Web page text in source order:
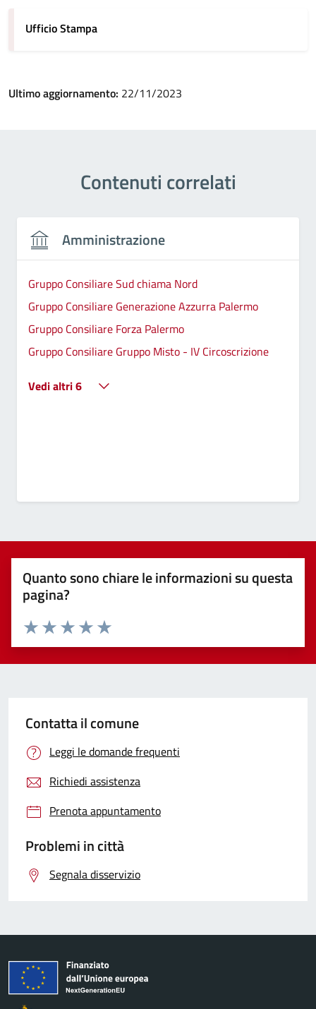
Ufficio Stampa
Ultimo aggiornamento: 22/11/2023
Contenuti correlati
Amministrazione
Gruppo Consiliare Sud chiama Nord
Gruppo Consiliare Generazione Azzurra Palermo
Gruppo Consiliare Forza Palermo
Gruppo Consiliare Gruppo Misto - IV Circoscrizione
Vedi altri 6
Quanto sono chiare le informazioni su questa
pagina?
Valuta 5 stelle su 5
Valuta 4 stelle su 5
Valuta 3 stelle su 5
Valuta 2 stelle su 5
Valuta 1 stelle su 5
Contatta il comune
Leggi le domande frequenti
Richiedi assistenza
Prenota appuntamento
Problemi in città
Segnala disservizio